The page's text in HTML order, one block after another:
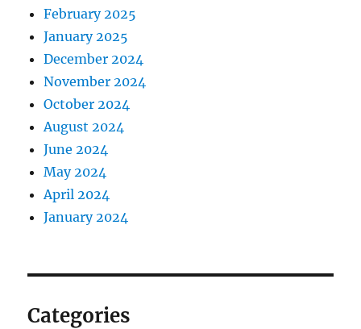
February 2025
January 2025
December 2024
November 2024
October 2024
August 2024
June 2024
May 2024
April 2024
January 2024
Categories